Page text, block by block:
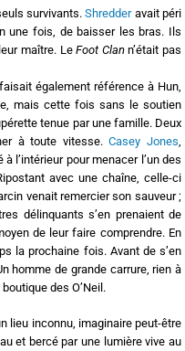
survivants.Shredderavait péri
une fois, de baisser les bras. Ils
maître. LeFoot Clann’était pas
également référence à Hun,
mais cette fois sans le soutien
tenue par une famille. Deux
à toute vitesse.Casey Jones
l’intérieur pour menacer l’un des
avec une chaîne, celle-ci
venait remercier son sauveur ;
délinquants s’en prenaient de
de leur faire comprendre. En
la prochaine fois. Avant de s’en
homme de grande carrure, rien à
des O’Neil.
lieu inconnu, imaginaire peut-être
et bercé par une lumière vive au